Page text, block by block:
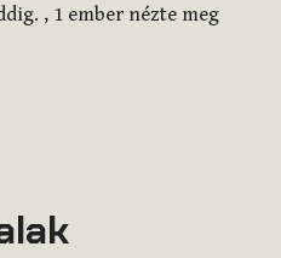
, 1 ember nézte meg